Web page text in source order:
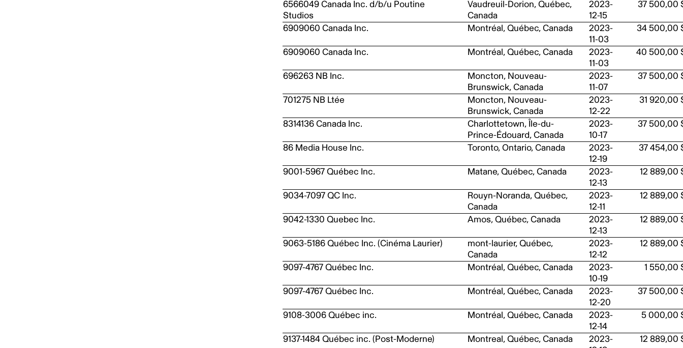
6566049 Canada Inc. d/b/u Poutine
Studios
Vaudreuil-Dorion, Québec,
Canada
2023-
12-15
37 500,00
6909060 Canada Inc. Montréal, Québec, Canada
2023-
11-03
34 500,00
6909060 Canada Inc. Montréal, Québec, Canada
2023-
11-03
40 500,00
696263 NB Inc.
Moncton, Nouveau-
Brunswick, Canada
2023-
11-07
37 500,00
701275 NB Ltée
Moncton, Nouveau-
Brunswick, Canada
2023-
12-22
31 920,00
8314136 Canada Inc.
Charlottetown, Île-du-
Prince-Édouard, Canada
2023-
10-17
37 500,00
86 Media House Inc. Toronto, Ontario, Canada
2023-
12-19
37 454,00
9001-5967 Québec Inc. Matane, Québec, Canada
2023-
12-13
12 889,00
9034-7097 QC Inc.
Rouyn-Noranda, Québec,
Canada
2023-
12-11
12 889,00
9042-1330 Quebec Inc. Amos, Québec, Canada
2023-
12-13
12 889,00
9063-5186 Québec Inc. (Cinéma Laurier)
mont-laurier, Québec,
Canada
2023-
12-12
12 889,00
9097-4767 Québec Inc. Montréal, Québec, Canada
2023-
10-19
1 550,00
9097-4767 Québec Inc. Montréal, Québec, Canada
2023-
12-20
37 500,00
9108-3006 Québec inc. Montréal, Québec, Canada
2023-
12-14
5 000,00
9137-1484 Québec inc. (Post-Moderne) Montreal, Québec, Canada
2023-
12 889,00